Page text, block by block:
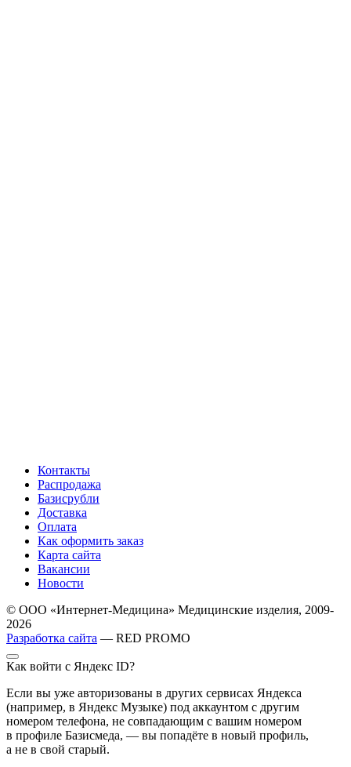
Контакты
Распродажа
Базисрубли
Доставка
Оплата
Как оформить заказ
Карта сайта
Вакансии
Новости
© ООО «Интернет-Медицина» Медицинские изделия, 2009-
2026
Разработка сайта — RED PROMO
Как войти с Яндекс ID?
Если вы уже авторизованы в других сервисах Яндекса
(например, в Яндекс Музыке) под аккаунтом с другим
номером телефона, не совпадающим с вашим номером
в профиле Базисмеда, — вы попадёте в новый профиль,
а не в свой старый.